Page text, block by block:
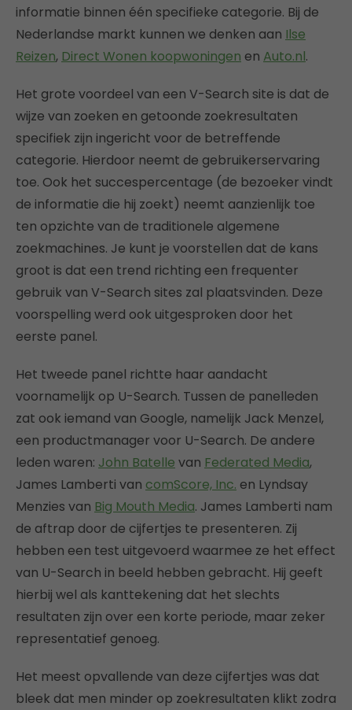
informatie binnen één specifieke categorie. Bij de
Nederlandse markt kunnen we denken aan Ilse
Reizen, Direct Wonen koopwoningen en Auto.nl.
Het grote voordeel van een V-Search site is dat de
wijze van zoeken en getoonde zoekresultaten
specifiek zijn ingericht voor de betreffende
categorie. Hierdoor neemt de gebruikerservaring
toe. Ook het succespercentage (de bezoeker vindt
de informatie die hij zoekt) neemt aanzienlijk toe
ten opzichte van de traditionele algemene
zoekmachines. Je kunt je voorstellen dat de kans
groot is dat een trend richting een frequenter
gebruik van V-Search sites zal plaatsvinden. Deze
voorspelling werd ook uitgesproken door het
eerste panel.
Het tweede panel richtte haar aandacht
voornamelijk op U-Search. Tussen de panelleden
zat ook iemand van Google, namelijk Jack Menzel,
een productmanager voor U-Search. De andere
leden waren: John Batelle van Federated Media,
James Lamberti van comScore, Inc. en Lyndsay
Menzies van Big Mouth Media. James Lamberti nam
de aftrap door de cijfertjes te presenteren. Zij
hebben een test uitgevoerd waarmee ze het effect
van U-Search in beeld hebben gebracht. Hij geeft
hierbij wel als kanttekening dat het slechts
resultaten zijn over een korte periode, maar zeker
representatief genoeg.
Het meest opvallende van deze cijfertjes was dat
bleek dat men minder op zoekresultaten klikt zodra